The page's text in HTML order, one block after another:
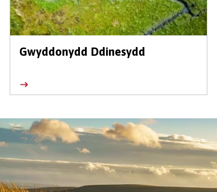
Gwyddonydd Ddinesydd